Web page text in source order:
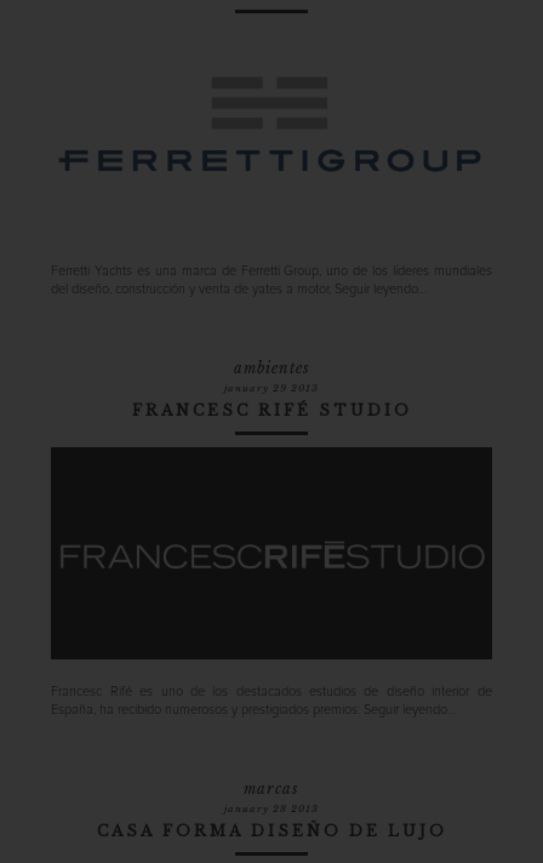
Ferretti Yachts es una marca de Ferretti Group, uno de los líderes mundiales
del diseño, construcción y venta de yates a motor, Seguir leyendo…
ambientes
january 29 2013
FRANCESC RIFÉ STUDIO
Francesc Rifé es uno de los destacados estudios de diseño interior de
España, ha recibido numerosos y prestigiados premios: Seguir leyendo…
marcas
january 28 2013
CASA FORMA DISEÑO DE LUJO